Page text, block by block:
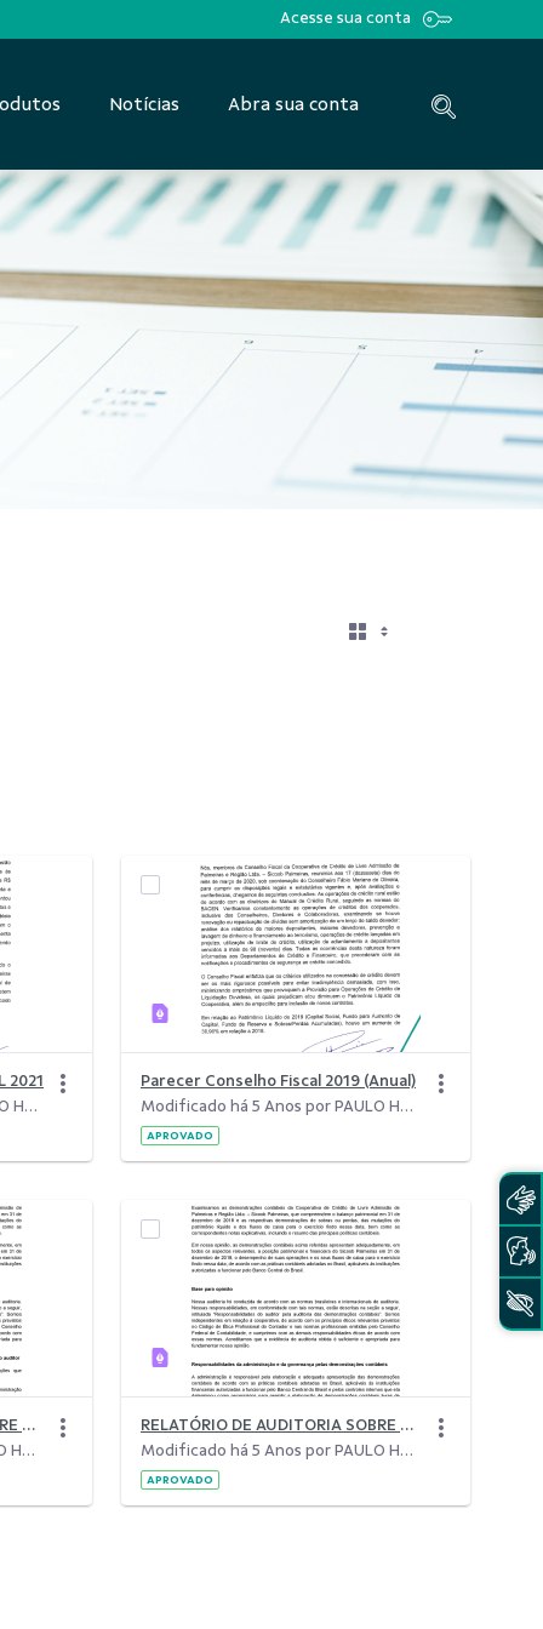
Acesse sua conta
Notícias Abra sua conta
2021
Modificado há 4 Anos por PAULO HENRIQUE ABREU NEIVA.
Parecer Conselho Fiscal 2019 (Anual)
Modificado há 5 Anos por PAULO HENRIQUE ABREU NEIVA.
APROVADO
RELATÓRIO DE AUDITORIA SOBRE AS DEMONSTRAÇÕES CONTÁBEIS - Sicoob Palmeiras 2019
Modificado há 5 Anos por PAULO HENRIQUE ABREU NEIVA.
RELATÓRIO DE AUDITORIA SOBRE AS DEMONSTRAÇÕES CONTÁBEIS &#8211; Sicoob Palmeiras 2018
Modificado há 5 Anos por PAULO HENRIQUE ABREU NEIVA.
APROVADO